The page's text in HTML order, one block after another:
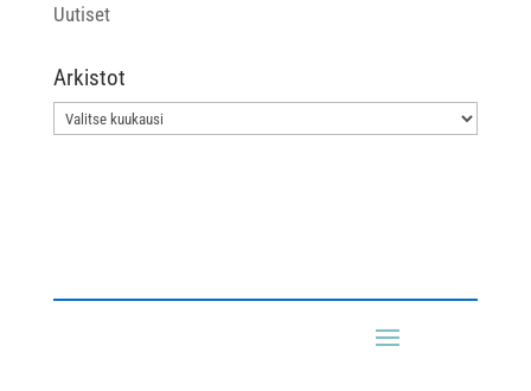
Uutiset
Arkistot
Arkistot